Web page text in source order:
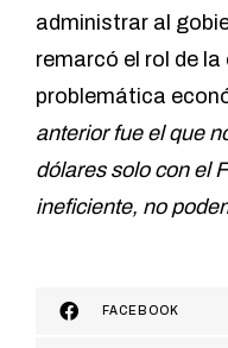
administrar al
remarcó el rol de
problemática
anterior fue el que
dólares solo con el
ineficiente, no
FACEBOOK